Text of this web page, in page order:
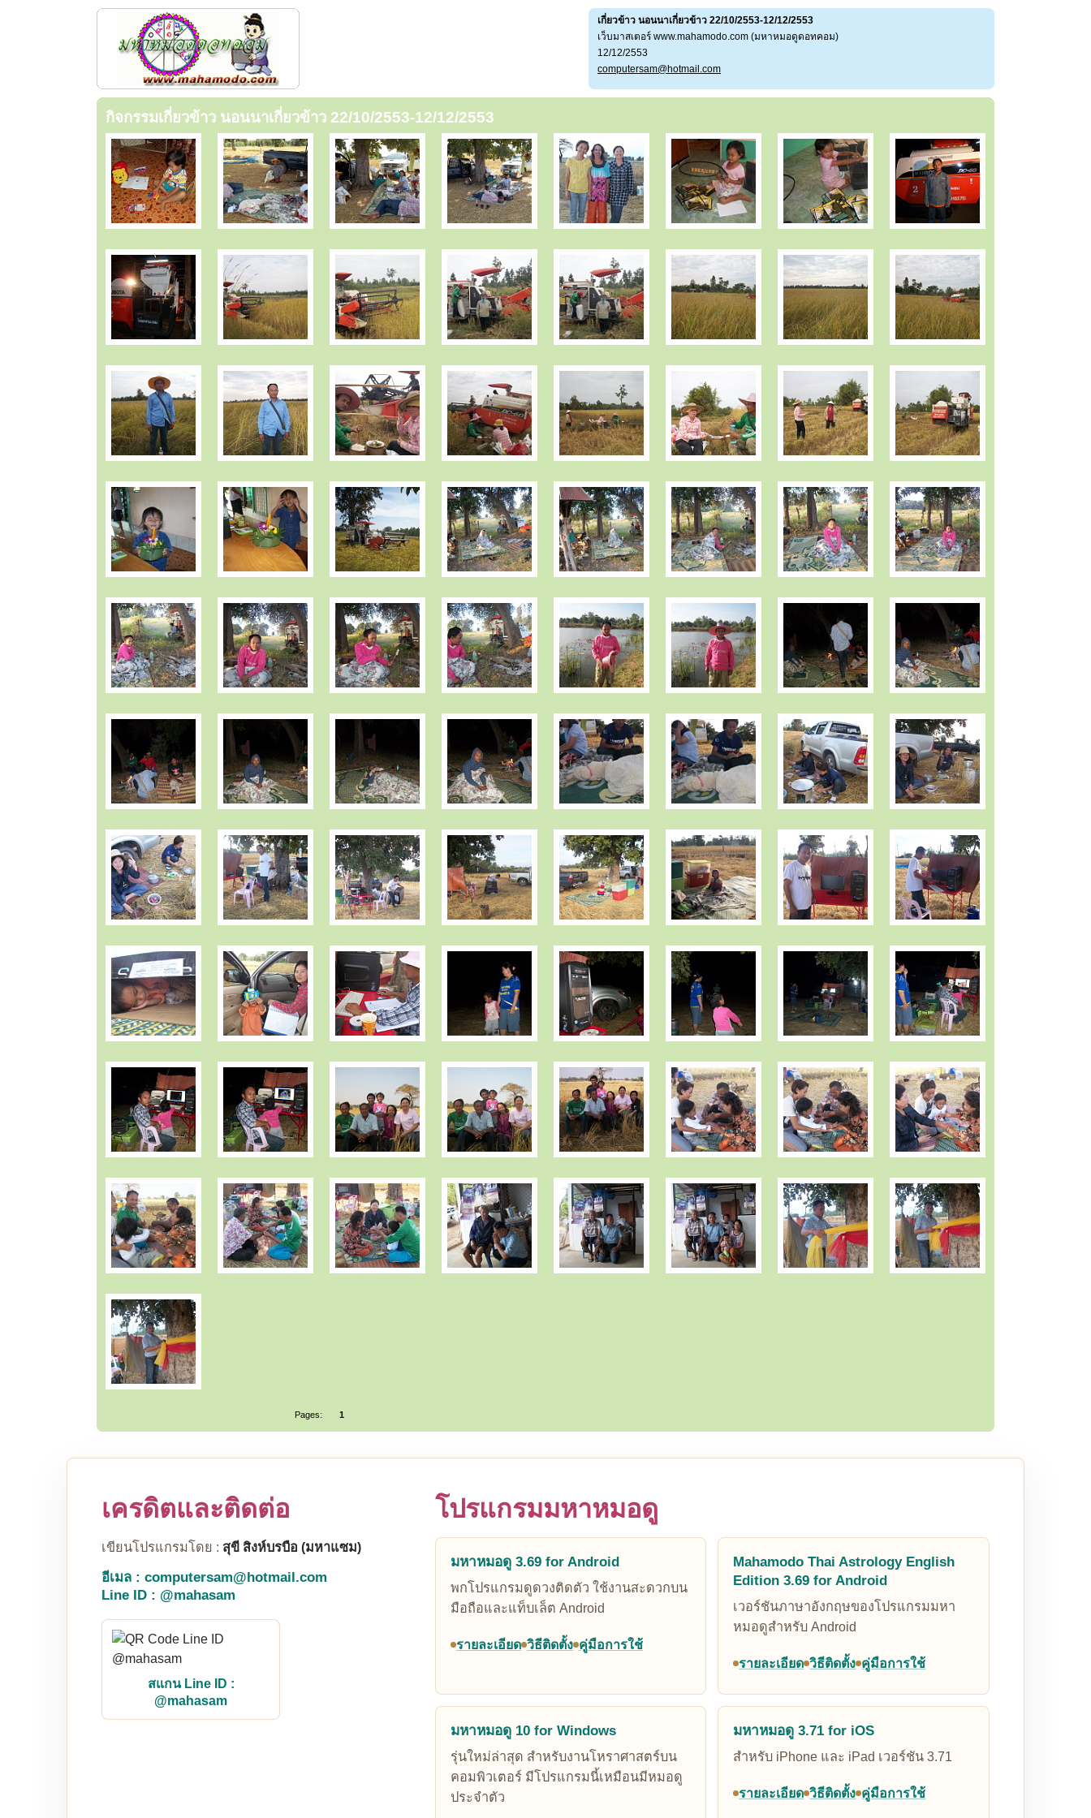
เกี่ยวข้าว นอนนาเกี่ยวข้าว 22/10/2553-12/12/2553
เว็บมาสเตอร์ www.mahamodo.com (มหาหมอดูดอทคอม)
12/12/2553
computersam@hotmail.com
กิจกรรมเกี่ยวข้าว นอนนาเกี่ยวข้าว 22/10/2553-12/12/2553
Pages: 1
เครดิตและติดต่อ
เขียนโปรแกรมโดย : สุขี สิงห์บรบือ (มหาแซม)
อีเมล : computersam@hotmail.com
Line ID : @mahasam
สแกน Line ID :
@mahasam
โปรแกรมมหาหมอดู
มหาหมอดู 3.69 for Android
พกโปรแกรมดูดวงติดตัว ใช้งานสะดวกบน
มือถือและแท็บเล็ต Android
รายละเอียด วิธีติดตั้ง คู่มือการใช้
Mahamodo Thai Astrology English
Edition 3.69 for Android
เวอร์ชันภาษาอังกฤษของโปรแกรมมหา
หมอดูสำหรับ Android
รายละเอียด วิธีติดตั้ง คู่มือการใช้
มหาหมอดู 10 for Windows
รุ่นใหม่ล่าสุด สำหรับงานโหราศาสตร์บน
คอมพิวเตอร์ มีโปรแกรมนี้เหมือนมีหมอดู
ประจำตัว
มหาหมอดู 3.71 for iOS
สำหรับ iPhone และ iPad เวอร์ชัน 3.71
รายละเอียด วิธีติดตั้ง คู่มือการใช้